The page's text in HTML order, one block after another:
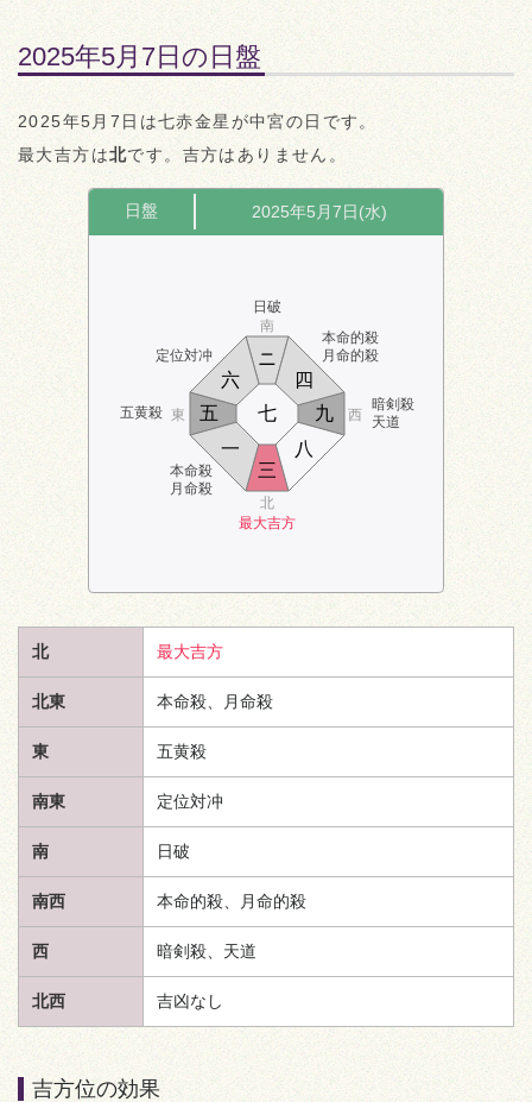
2025年5月7日の日盤
2025年5月7日は七赤金星が中宮の日です。
最大吉方は北です。吉方はありません。
日盤 2025年5月7日(水)
定位対冲
日破
本命的殺
月命的殺
五黄殺
暗剣殺
天道
本命殺
月命殺
最大吉方
南
北
東 西
三
四
五
六
七
八
九
一
ニ
北 最大吉方
北東 本命殺、月命殺
東 五黄殺
南東 定位対冲
南 日破
南西 本命的殺、月命的殺
西 暗剣殺、 天道
北西 吉凶なし
吉方位の効果